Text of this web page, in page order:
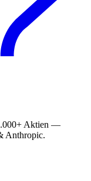
Aktien —
Anthropic.